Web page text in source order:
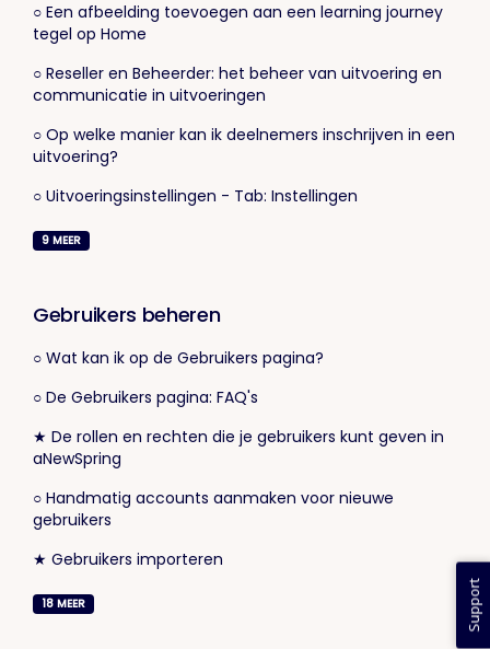
○ Een afbeelding toevoegen aan een learning journey
tegel op Home
○ Reseller en Beheerder: het beheer van uitvoering en
communicatie in uitvoeringen
○ Op welke manier kan ik deelnemers inschrijven in een
uitvoering?
○ Uitvoeringsinstellingen - Tab: Instellingen
9 MEER
Gebruikers beheren
○ Wat kan ik op de Gebruikers pagina?
○ De Gebruikers pagina: FAQ's
★ De rollen en rechten die je gebruikers kunt geven in
aNewSpring
○ Handmatig accounts aanmaken voor nieuwe
gebruikers
★ Gebruikers importeren
18 MEER Support